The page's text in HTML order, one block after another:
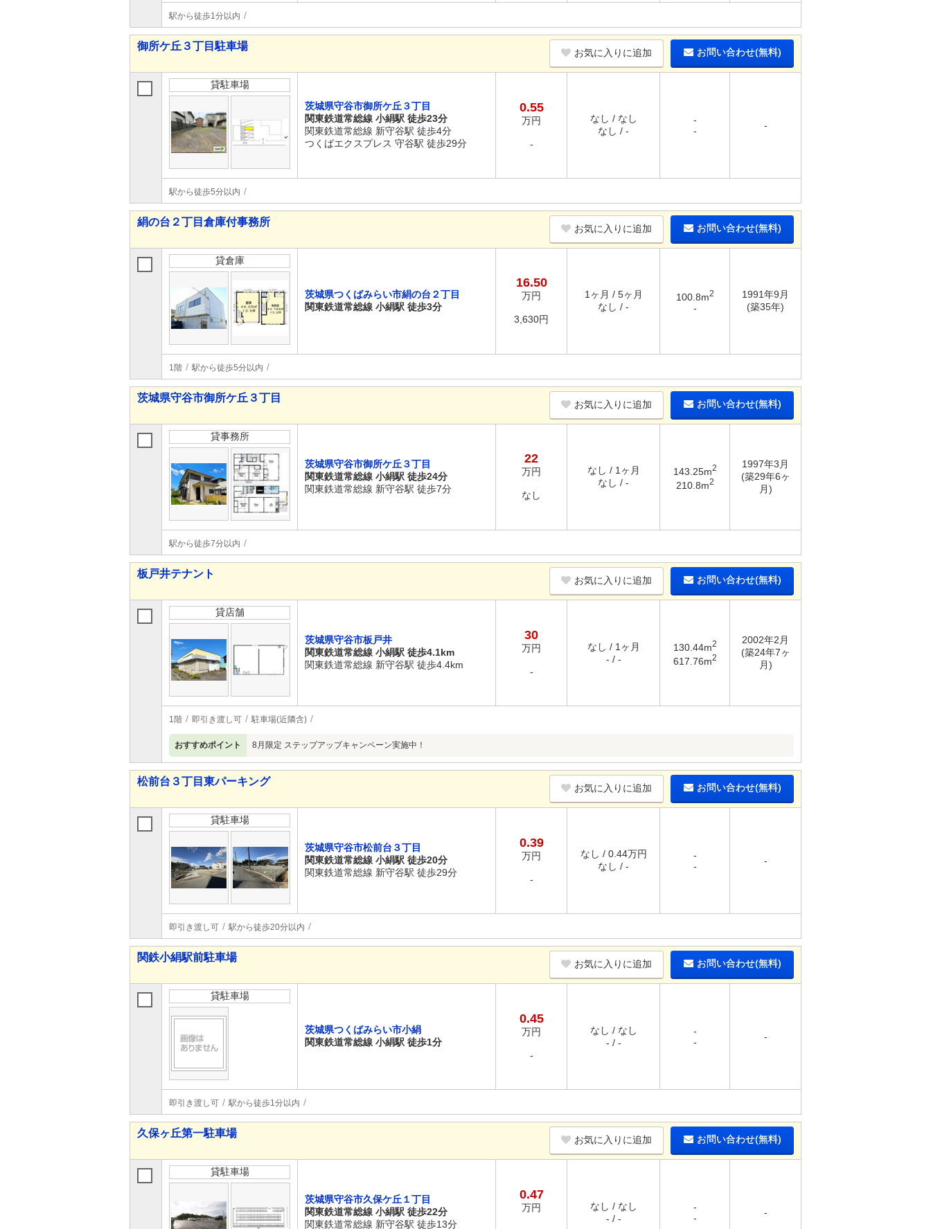
駅から徒歩1分以内
御所ケ丘３丁目駐車場
お気に入りに追加 お問い合わせ(無料)
貸駐車場
茨城県守谷市御所ケ丘３丁目
関東鉄道常総線 小絹駅 徒歩23分
関東鉄道常総線 新守谷駅 徒歩4分
つくばエクスプレス 守谷駅 徒歩29分
0.55
万円
-
なし / なし
なし / -
-
-
-
駅から徒歩5分以内
絹の台２丁目倉庫付事務所
お気に入りに追加 お問い合わせ(無料)
貸倉庫
茨城県つくばみらい市絹の台２丁目
関東鉄道常総線 小絹駅 徒歩3分
16.50
万円
3,630円
1ヶ月 / 5ヶ月
なし / -
100.8m2
-
1991年9月
(築35年)
1階 駅から徒歩5分以内
茨城県守谷市御所ケ丘３丁目
お気に入りに追加 お問い合わせ(無料)
貸事務所
茨城県守谷市御所ケ丘３丁目
関東鉄道常総線 小絹駅 徒歩24分
関東鉄道常総線 新守谷駅 徒歩7分
22
万円
なし
なし / 1ヶ月
なし / -
143.25m2
210.8m2
1997年3月
(築29年6ヶ
月)
駅から徒歩7分以内
板戸井テナント
お気に入りに追加 お問い合わせ(無料)
貸店舗
茨城県守谷市板戸井
関東鉄道常総線 小絹駅 徒歩4.1km
関東鉄道常総線 新守谷駅 徒歩4.4km
30
万円
-
なし / 1ヶ月
- / -
130.44m2
617.76m2
2002年2月
(築24年7ヶ
月)
1階 即引き渡し可 駐車場(近隣含)
おすすめポイント 8月限定 ステップアップキャンペーン実施中！
松前台３丁目東パーキング
お気に入りに追加 お問い合わせ(無料)
貸駐車場
茨城県守谷市松前台３丁目
関東鉄道常総線 小絹駅 徒歩20分
関東鉄道常総線 新守谷駅 徒歩29分
0.39
万円
-
なし / 0.44万円
なし / -
-
-
-
即引き渡し可 駅から徒歩20分以内
関鉄小絹駅前駐車場
お気に入りに追加 お問い合わせ(無料)
貸駐車場
茨城県つくばみらい市小絹
関東鉄道常総線 小絹駅 徒歩1分
0.45
万円
-
なし / なし
- / -
-
-
-
即引き渡し可 駅から徒歩1分以内
久保ヶ丘第一駐車場
お気に入りに追加 お問い合わせ(無料)
貸駐車場
茨城県守谷市久保ケ丘１丁目
関東鉄道常総線 小絹駅 徒歩22分
関東鉄道常総線 新守谷駅 徒歩13分
0.47
万円
なし / なし
- / -
-
-
-